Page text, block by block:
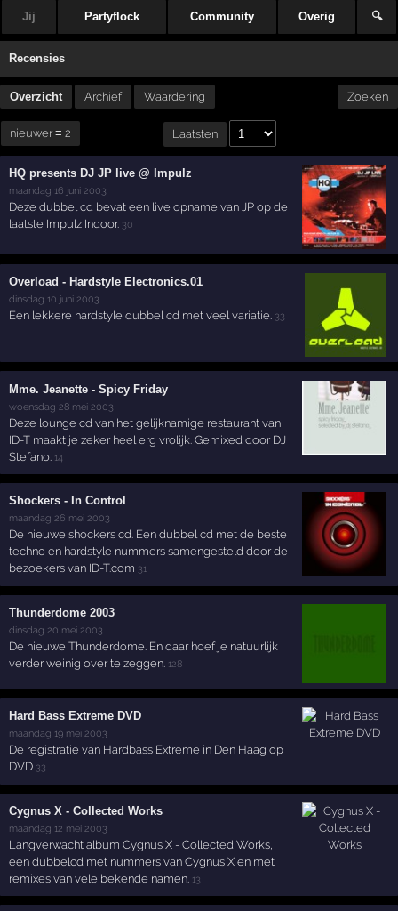
Jij Partyflock Community Overig 🔍
Recensies
Overzicht Archief Waardering Zoeken
nieuwer ≡ 2 Laatsten
HQ presents DJ JP live @ Impulz
maandag 16 juni 2003
Deze dubbel cd bevat een live opname van JP op de
laatste Impulz Indoor. 30
Overload - Hardstyle Electronics.01
dinsdag 10 juni 2003
Een lekkere hardstyle dubbel cd met veel variatie. 33
Mme. Jeanette - Spicy Friday
woensdag 28 mei 2003
Deze lounge cd van het gelijknamige restaurant van
ID-T maakt je zeker heel erg vrolijk. Gemixed door DJ
Stefano. 14
Shockers - In Control
maandag 26 mei 2003
De nieuwe shockers cd. Een dubbel cd met de beste
techno en hardstyle nummers samengesteld door de
bezoekers van ID-T.com 31
Thunderdome 2003
dinsdag 20 mei 2003
De nieuwe Thunderdome. En daar hoef je natuurlijk
verder weinig over te zeggen. 128
Hard Bass Extreme DVD
maandag 19 mei 2003
De registratie van Hardbass Extreme in Den Haag op
DVD 33
Cygnus X - Collected Works
maandag 12 mei 2003
Langverwacht album Cygnus X - Collected Works,
een dubbelcd met nummers van Cygnus X en met
remixes van vele bekende namen. 13